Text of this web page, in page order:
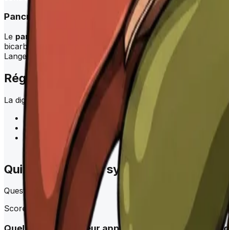
Pancréas
Le pancréas est une glande mixte (exocrine et
bicarbonates (pour neutraliser l'acidité gastrique) et en
Langerhans : les cellules bêta sécrètent l'insuline et les
Régulation de la digestion
La digestion est régulée par trois systèmes coordonnés :
Système nerveux entérique : plexus de Meissner
Système nerveux autonome : le nerf vague stimule
Hormones gastro-intestinales : gastrine (sécrétion
Quiz anatomie du système digestif
Question sur6
Score